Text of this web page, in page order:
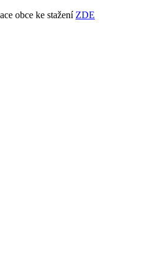
obce ke stažení ZDE